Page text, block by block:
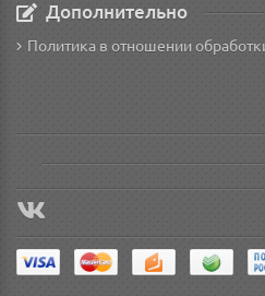
Дополнительно
Политика в отношении